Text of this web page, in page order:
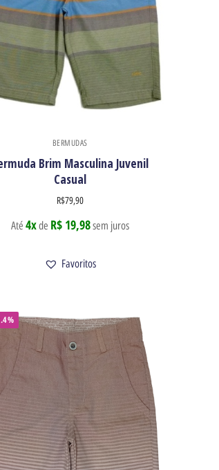
BERMUDAS
Brim Masculina Juvenil
Casual
R$79,90
Até 4xde R$ 19,98sem juros
Favoritos